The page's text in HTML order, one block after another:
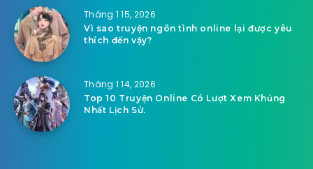
Tháng 1 15, 2026
Vì sao truyện ngôn tình online lại được yêu
thích đến vậy?
Tháng 1 14, 2026
Top 10 Truyện Online Có Lượt Xem Khủng
Nhất Lịch Sử.